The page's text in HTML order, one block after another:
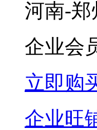
河南-郑
企业会
立即购
企业旺